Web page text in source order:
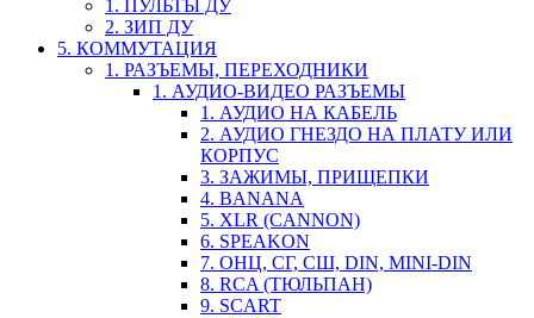
1. ПУЛЬТЫ ДУ
2. ЗИП ДУ
5. КОММУТАЦИЯ
1. РАЗЪЕМЫ, ПЕРЕХОДНИКИ
1. АУДИО-ВИДЕО РАЗЪЕМЫ
1. АУДИО НА КАБЕЛЬ
2. АУДИО ГНЕЗДО НА ПЛАТУ ИЛИ
КОРПУС
3. ЗАЖИМЫ, ПРИЩЕПКИ
4. BANANA
5. XLR (CANNON)
6. SPEAKON
7. ОНЦ, СГ, СШ, DIN, MINI-DIN
8. RCA (ТЮЛЬПАН)
9. SCART